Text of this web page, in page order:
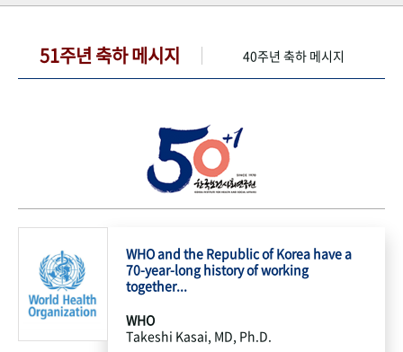
51주년 축하 메시지 40주년 축하 메시지
WHO and the Republic of Korea have a
70-year-long history of working
together...
WHO
Takeshi Kasai, MD, Ph.D.